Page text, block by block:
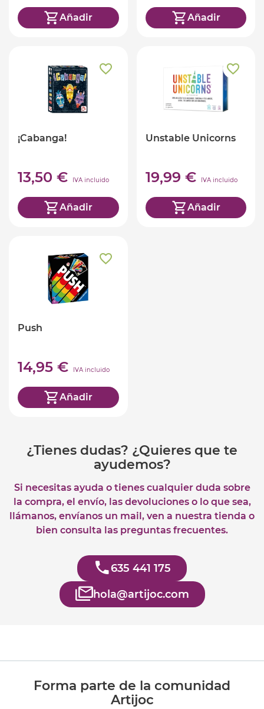
Añadir Añadir
¡Cabanga!
13,50 € IVA incluido
Añadir
Unstable Unicorns
19,99 € IVA incluido
Añadir
Push
14,95 € IVA incluido
Añadir
¿Tienes dudas? ¿Quieres que te
ayudemos?
Si necesitas ayuda o tienes cualquier duda sobre
la compra, el envío, las devoluciones o lo que sea,
llámanos, envíanos un mail, ven a nuestra tienda o
bien consulta las preguntas frecuentes.
635 441 175
hola@artijoc.com
Forma parte de la comunidad
Artijoc